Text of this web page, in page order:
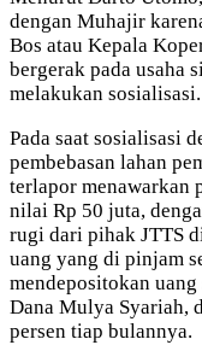
dengan Muhajir
Bos atau Kepala
bergerak pada usaha
melakukan sosialisasi.
Pada saat sosialisasi
pembebasan lahan
terlapor menawarkan
nilai Rp 50 juta,
rugi dari pihak JTTS
uang yang di pinjam
mendepositokan
Dana Mulya Syariah,
persen tiap bulannya.